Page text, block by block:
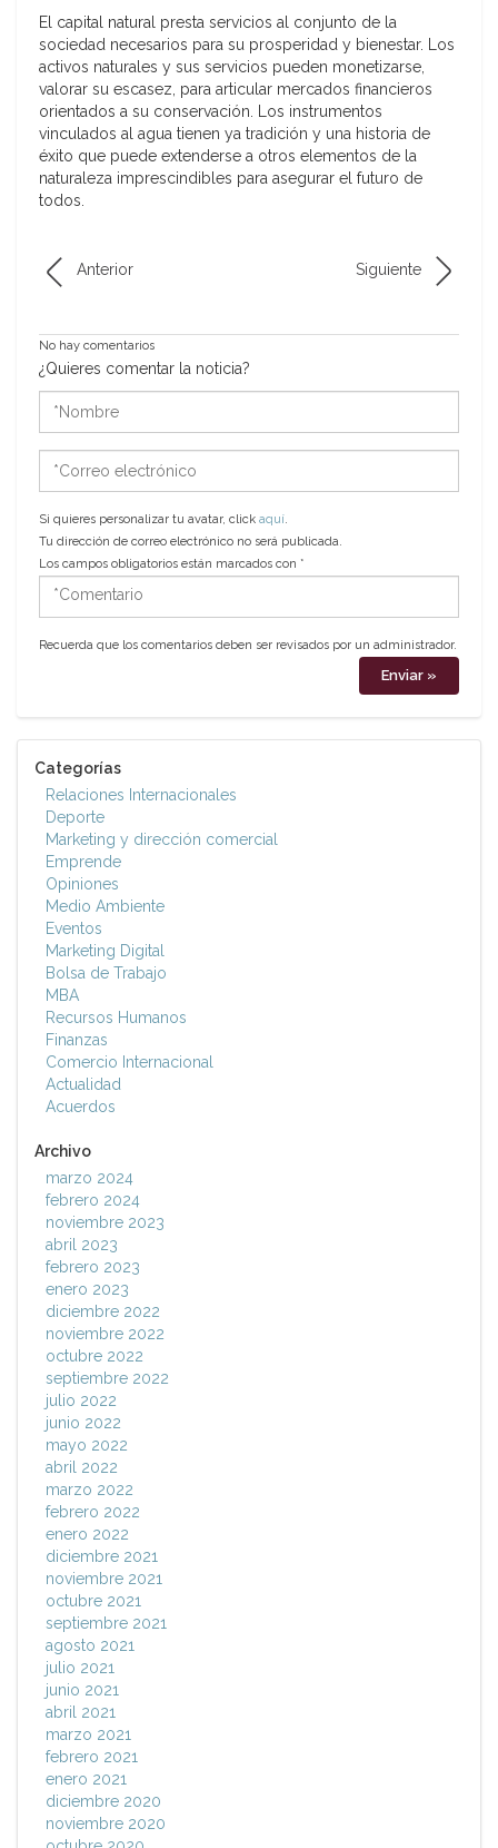
El capital natural presta servicios al conjunto de la
sociedad necesarios para su prosperidad y bienestar. Los
activos naturales y sus servicios pueden monetizarse,
valorar su escasez, para articular mercados financieros
orientados a su conservación. Los instrumentos
vinculados al agua tienen ya tradición y una historia de
éxito que puede extenderse a otros elementos de la
naturaleza imprescindibles para asegurar el futuro de
todos.
Anterior Siguiente
No hay comentarios
¿Quieres comentar la noticia?
*Nombre
*Correo
electrónico
Si quieres personalizar tu avatar, click aquí.
Tu dirección de correo electrónico no será publicada.
Los campos obligatorios están marcados con *
*Comentario
Recuerda que los comentarios deben ser revisados por un administrador.
Categorías
Relaciones Internacionales
Deporte
Marketing y dirección comercial
Emprende
Opiniones
Medio Ambiente
Eventos
Marketing Digital
Bolsa de Trabajo
MBA
Recursos Humanos
Finanzas
Comercio Internacional
Actualidad
Acuerdos
Archivo
marzo 2024
febrero 2024
noviembre 2023
abril 2023
febrero 2023
enero 2023
diciembre 2022
noviembre 2022
octubre 2022
septiembre 2022
julio 2022
junio 2022
mayo 2022
abril 2022
marzo 2022
febrero 2022
enero 2022
diciembre 2021
noviembre 2021
octubre 2021
septiembre 2021
agosto 2021
julio 2021
junio 2021
abril 2021
marzo 2021
febrero 2021
enero 2021
diciembre 2020
noviembre 2020